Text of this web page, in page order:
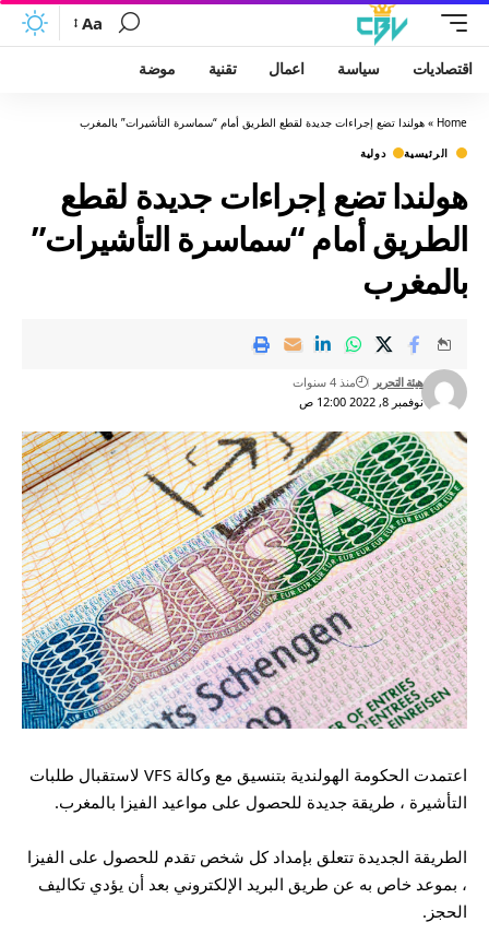
Aa
اقتصاديات سياسة اعمال تقنية موضة
Home
» هولندا تضع إجراءات جديدة لقطع الطريق أمام “سماسرة التأشيرات” بالمغرب
الرئيسية
دولية
هولندا تضع إجراءات جديدة لقطع
الطريق أمام “سماسرة التأشيرات”
بالمغرب
نوفمبر 8, 2022 12:00 ص
هيئة التحرير منذ 4 سنوات
اعتمدت الحكومة الهولندية بتنسيق مع وكالة VFS لاستقبال طلبات
التأشيرة ، طريقة جديدة للحصول على مواعيد الفيزا بالمغرب.
الطريقة الجديدة تتعلق بإمداد كل شخص تقدم للحصول على الفيزا
، بموعد خاص به عن طريق البريد الإلكتروني بعد أن يؤدي تكاليف
الحجز.